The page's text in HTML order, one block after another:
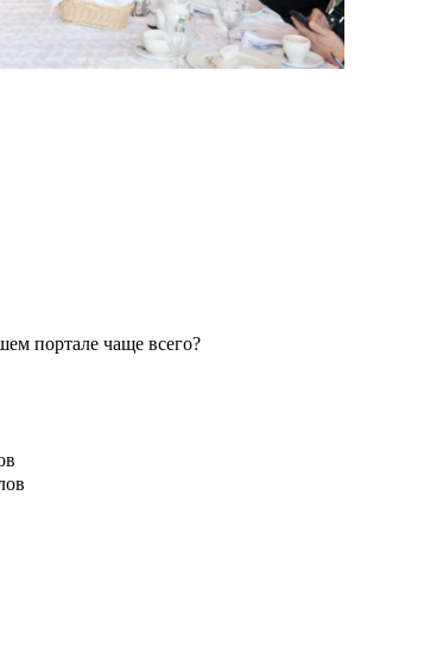
портале чаще всего?